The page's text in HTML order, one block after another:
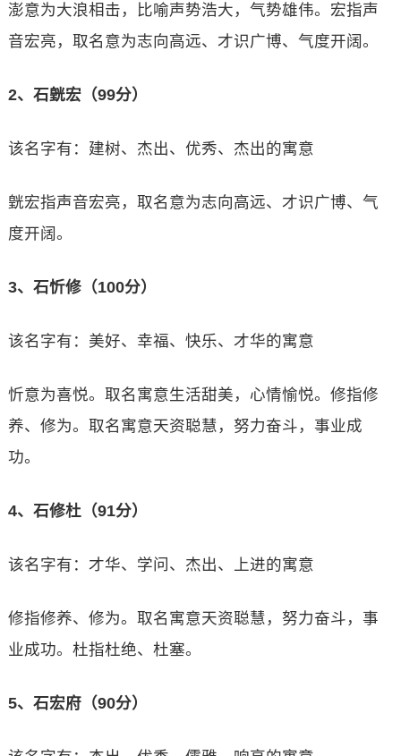
澎意为大浪相击，比喻声势浩大，气势雄伟。宏指声
音宏亮，取名意为志向高远、才识广博、气度开阔。
2、石皝宏（99分）
该名字有：建树、杰出、优秀、杰出的寓意
皝宏指声音宏亮，取名意为志向高远、才识广博、气
度开阔。
3、石忻修（100分）
该名字有：美好、幸福、快乐、才华的寓意
忻意为喜悦。取名寓意生活甜美，心情愉悦。修指修
养、修为。取名寓意天资聪慧，努力奋斗，事业成
功。
4、石修杜（91分）
该名字有：才华、学问、杰出、上进的寓意
修指修养、修为。取名寓意天资聪慧，努力奋斗，事
业成功。杜指杜绝、杜塞。
5、石宏府（90分）